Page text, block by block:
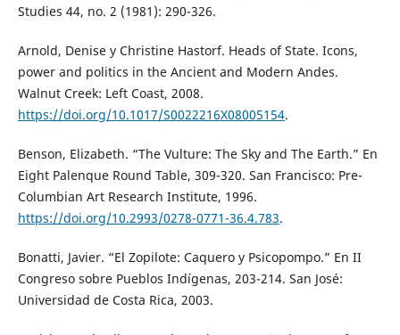
Studies 44, no. 2 (1981): 290-326.
Arnold, Denise y Christine Hastorf. Heads of State. Icons,
power and politics in the Ancient and Modern Andes.
Walnut Creek: Left Coast, 2008.
https://doi.org/10.1017/S0022216X08005154.
Benson, Elizabeth. “The Vulture: The Sky and The Earth.” En
Eight Palenque Round Table, 309-320. San Francisco: Pre-
Columbian Art Research Institute, 1996.
https://doi.org/10.2993/0278-0771-36.4.783.
Bonatti, Javier. “El Zopilote: Caquero y Psicopompo.” En II
Congreso sobre Pueblos Indígenas, 203-214. San José:
Universidad de Costa Rica, 2003.